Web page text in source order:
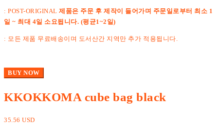
: POST-ORIGINAL 제품은 주문 후 제작이 들어가며 주문일로부터 최소 1
일 ~ 최대 4일 소요됩니다. (평균1~2일)
: 모든 제품 무료배송이며 도서산간 지역만 추가 적용됩니다.
BUY NOW
KKOKKOMA cube bag black
35.56 USD